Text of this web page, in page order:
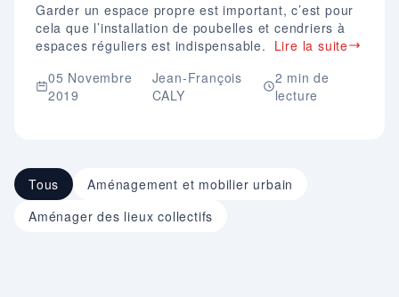
Garder un espace propre est important, c’est pour
cela que l’installation de poubelles et cendriers à
espaces réguliers est indispensable. Lire la suite
05 Novembre
2019
Jean-François
CALY
2 min de
lecture
Tous
Aménagement et mobilier urbain
Aménager des lieux collectifs